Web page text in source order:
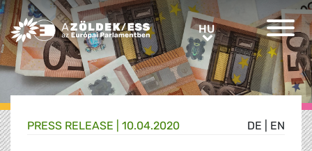
Greens/EFA Home HUHU
DE EN
PRESS RELEASE | 10.04.2020